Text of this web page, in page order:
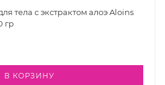
тела с экстрактом алоэ Aloins
гр
В КОРЗИНУ